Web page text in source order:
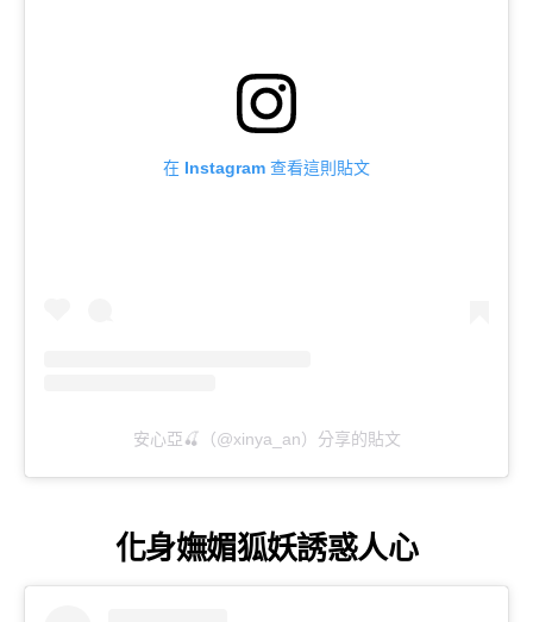
在 Instagram 查看這則貼文
安心亞🍒（@xinya_an）分享的貼文
化身嫵媚狐妖誘惑人心